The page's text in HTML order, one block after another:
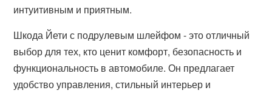
интуитивным и приятным.
Шкода Йети с подрулевым шлейфом - это отличный
выбор для тех, кто ценит комфорт, безопасность и
функциональность в автомобиле. Он предлагает
удобство управления, стильный интерьер и